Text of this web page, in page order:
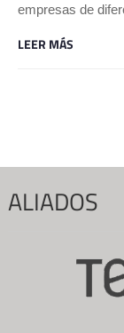
empresas de
LEER MÁS
ALIADOS